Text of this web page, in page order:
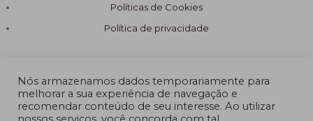
Políticas de Cookies
Política de privacidade
© 2026 Fórmula Sabão Artesanal
Nós armazenamos dados temporariamente para
melhorar a sua experiência de navegação e
recomendar conteúdo de seu interesse. Ao utilizar